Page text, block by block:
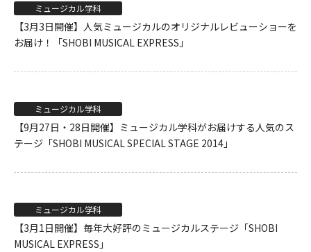
ミュージカル学科
【3月3日開催】人気ミュージカルのオリジナルレビューショーを
お届け！「SHOBI MUSICAL EXPRESS」
ミュージカル学科
【9月27日・28日開催】ミュージカル学科がお届けする人気のス
テージ「SHOBI MUSICAL SPECIAL STAGE 2014」
ミュージカル学科
【3月1日開催】毎年大好評のミュージカルステージ「SHOBI
MUSICAL EXPRESS」